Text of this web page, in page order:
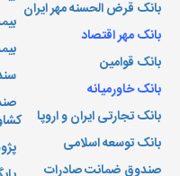
بانک قرض الحسنه مهر ایران
بانک مهر اقتصاد
بانک قوامین
بانک خاورمیانه
بانک تجارتی ایران و اروپا
بانک توسعه اسلامی
صندوق ضمانت صادرات